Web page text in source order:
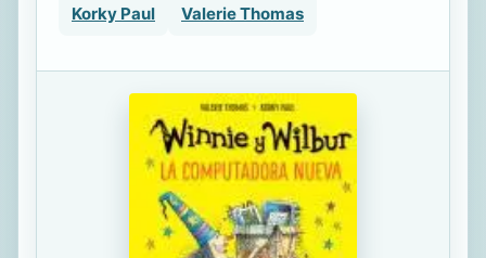
Korky Paul Valerie Thomas